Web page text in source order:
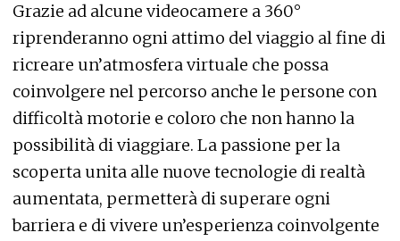
Grazie ad alcune videocamere a 360°
riprenderanno ogni attimo del viaggio al fine di
ricreare un’atmosfera virtuale che possa
coinvolgere nel percorso anche le persone con
difficoltà motorie e coloro che non hanno la
possibilità di viaggiare. La passione per la
scoperta unita alle nuove tecnologie di realtà
aumentata, permetterà di superare ogni
barriera e di vivere un’esperienza coinvolgente